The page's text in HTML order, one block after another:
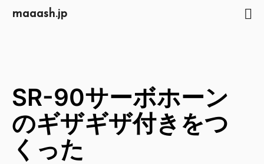
maaash.jp
SR-90サーボホーン
のギザギザ付きをつ
くった